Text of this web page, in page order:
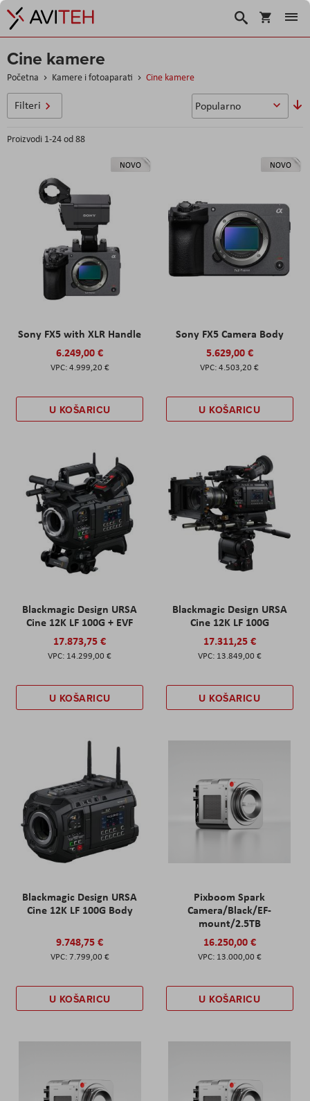
Košarica
Traži
Cine kamere
Početna Kamere i fotoaparati Cine kamere
Proizvodi 1-24od88
NOVO
Sony FX5 with XLR Handle
6.249,00 €
4.999,20 €
U KOŠARICU
NOVO
Sony FX5 Camera Body
5.629,00 €
4.503,20 €
U KOŠARICU
Blackmagic Design URSA
Cine 12K LF 100G + EVF
17.873,75 €
14.299,00 €
U KOŠARICU
Blackmagic Design URSA
Cine 12K LF 100G
17.311,25 €
13.849,00 €
U KOŠARICU
Blackmagic Design URSA
Cine 12K LF 100G Body
9.748,75 €
7.799,00 €
U KOŠARICU
Pixboom Spark
Camera/Black/EF-
mount/2.5TB
16.250,00 €
13.000,00 €
U KOŠARICU
Filteri